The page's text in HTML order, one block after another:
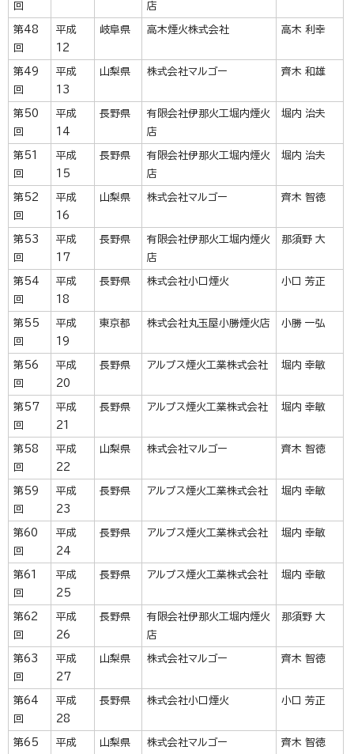
回
店
第48
回
平成
12
岐阜県 高木煙火株式会社 高木 利幸
第49
回
平成
13
山梨県 株式会社マルゴー 齊木 和雄
第50
回
平成
14
長野県
有限会社伊那火工堀内煙火
店
堀内 治夫
第51
回
平成
15
長野県
有限会社伊那火工堀内煙火
店
堀内 治夫
第52
回
平成
16
山梨県 株式会社マルゴー 齊木 智徳
第53
回
平成
17
長野県
有限会社伊那火工堀内煙火
店
那須野 大
第54
回
平成
18
長野県 株式会社小口煙火 小口 芳正
第55
回
平成
19
東京都 株式会社丸玉屋小勝煙火店 小勝 一弘
第56
回
平成
20
長野県 アルプス煙火工業株式会社 堀内 幸敏
第57
回
平成
21
長野県 アルプス煙火工業株式会社 堀内 幸敏
第58
回
平成
22
山梨県 株式会社マルゴー 齊木 智徳
第59
回
平成
23
長野県 アルプス煙火工業株式会社 堀内 幸敏
第60
回
平成
24
長野県 アルプス煙火工業株式会社 堀内 幸敏
第61
回
平成
25
長野県 アルプス煙火工業株式会社 堀内 幸敏
第62
回
平成
26
長野県
有限会社伊那火工堀内煙火
店
那須野 大
第63
回
平成
27
山梨県 株式会社マルゴー 齊木 智徳
第64
回
平成
28
長野県 株式会社小口煙火 小口 芳正
第65
平成
山梨県 株式会社マルゴー 齊木 智徳